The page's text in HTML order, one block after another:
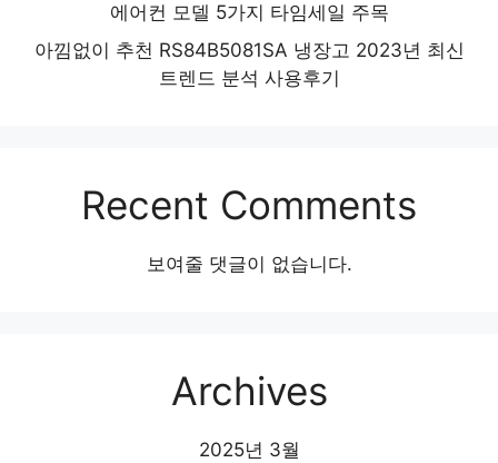
에어컨 모델 5가지 타임세일 주목
아낌없이 추천 RS84B5081SA 냉장고 2023년 최신
트렌드 분석 사용후기
Recent Comments
보여줄 댓글이 없습니다.
Archives
2025년 3월